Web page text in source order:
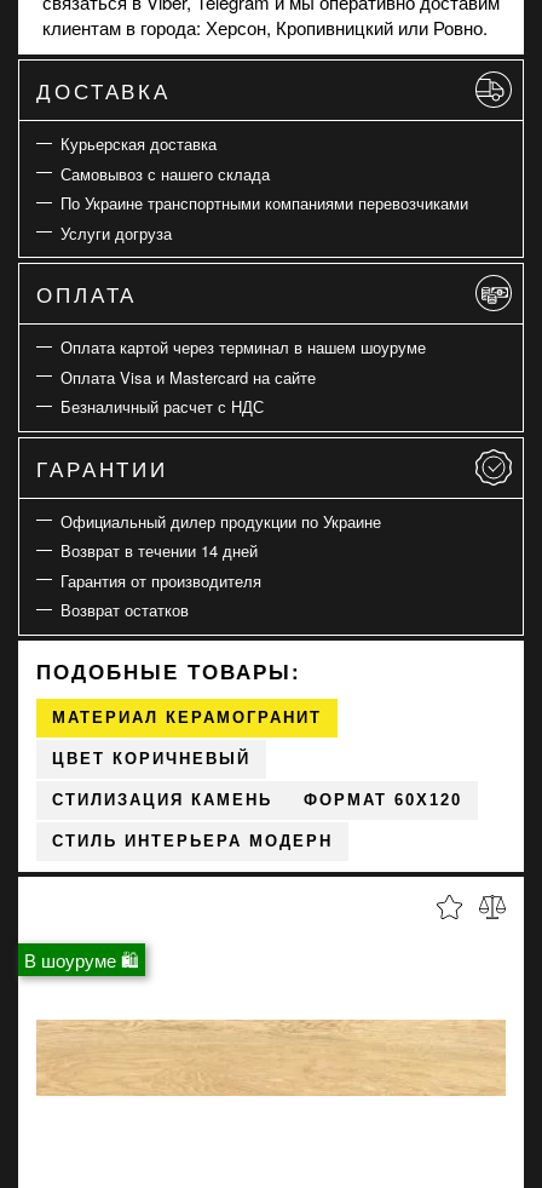
клиентам в города: Херсон, Кропивницкий или Ровно.
ДОСТАВКА
Курьерская доставка
Самовывоз с нашего склада
По Украине транспортными компаниями перевозчиками
Услуги догруза
ОПЛАТА
Оплата картой через терминал в нашем шоуруме
Оплата Visa и Mastercard на сайте
Безналичный расчет с НДС
ГАРАНТИИ
Официальный дилер продукции по Украине
Возврат в течении 14 дней
Гарантия от производителя
Возврат остатков
ПОДОБНЫЕ ТОВАРЫ:
МАТЕРИАЛ КЕРАМОГРАНИТ
ЦВЕТ КОРИЧНЕВЫЙ
СТИЛИЗАЦИЯ КАМЕНЬ ФОРМАТ 60X120
СТИЛЬ ИНТЕРЬЕРА МОДЕРН
В шоуруме 🛍